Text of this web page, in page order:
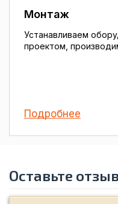
Монтаж
Устанавливаем
проектом,
Подробнее
Оставьте отзыв